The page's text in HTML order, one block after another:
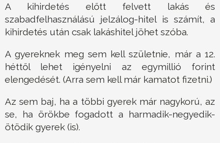
A kihirdetés előtt felvett lakás és
szabadfelhasználású jelzálog-hitel is számít, a
kihirdetés után csak lakáshitel jöhet szóba.
A gyereknek meg sem kell születnie, már a 12.
héttől lehet igényelni az egymillió forint
elengedését. (Arra sem kell már kamatot fizetni.)
Az sem baj, ha a többi gyerek már nagykorú, az
se, ha örökbe fogadott a harmadik-negyedik-
ötödik gyerek (is).